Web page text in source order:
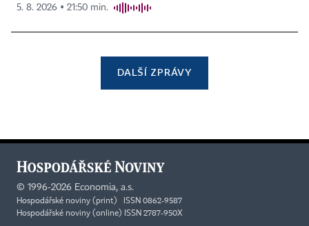
5. 8. 2026 ▪ 21:50 min.
DALŠÍ ZPRÁVY
© 1996-2026 Economia, a.s.
Hospodářské noviny (print) ISSN 0862-9587
Hospodářské noviny (online) ISSN 2787-950X